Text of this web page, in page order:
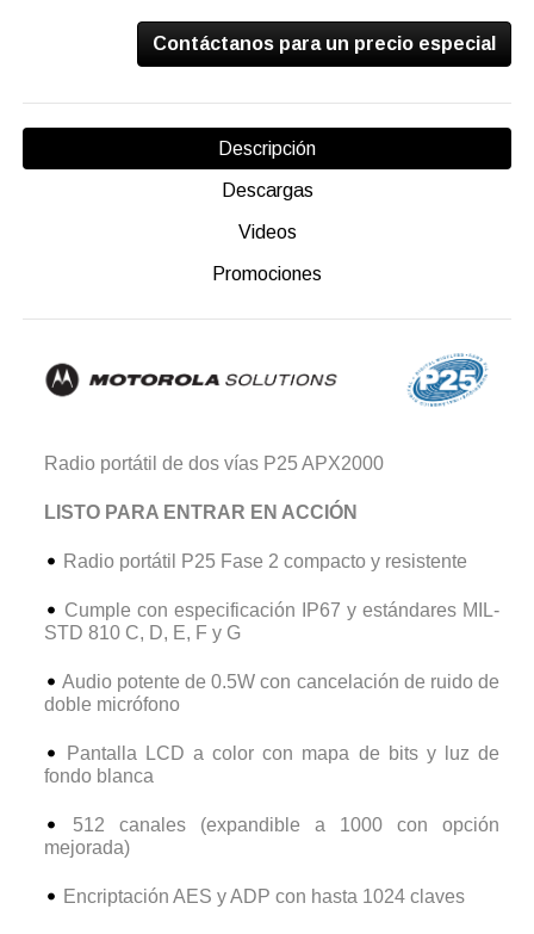
Contáctanos para un precio especial
Descripción
Descargas
Videos
Promociones
Radio portátil de dos vías P25 APX2000
LISTO PARA ENTRAR EN ACCIÓN
Radio portátil P25 Fase 2 compacto y resistente
Cumple con especificación IP67 y estándares MIL-
STD 810 C, D, E, F y G
Audio potente de 0.5W con cancelación de ruido de
doble micrófono
Pantalla LCD a color con mapa de bits y luz de
fondo blanca
512 canales (expandible a 1000 con opción
mejorada)
Encriptación AES y ADP con hasta 1024 claves